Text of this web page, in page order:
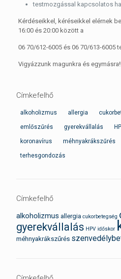
testmozgással kapcsolatos
Kérdéseikkel, kéréseikkel elérnek
16:00 és 20:00 között a
06 70/612-6005 és 06 70/613-6005
Vigyázzunk magunkra és
Címkefelhő
alkoholizmus allergia
emlőszűrés gyerekvállalás
koronavírus méhnyakrákszűrés
terhesgondozás
Címkefelhő
alkoholizmus allergia cukorbetegség
gyerekvállalás HPV időskor
méhnyakrákszűrés